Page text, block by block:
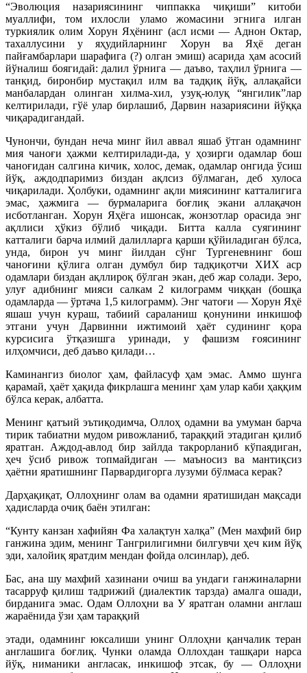
“Эволюция назариясининг чиппакка чиқиши” китоби
муаллифи, том ихлосли уламо жомасини эгнига илган
туркиялик олим Хорун Яҳёнинг (асл исми — Аднон Октар,
тахаллусини у яҳудийларнинг Хорун ва Яҳё деган
пайғамбарлари шарафига (?) олган эмиш) асарида ҳам асосий
йўналиш боягидай: далил ўрнига — даъво, таҳлил ўрнига —
танқид, биронбир мустақил илм ва тадқиқ йўқ, аллақайси
манбалардан олинган хилма-хил, узуқ-юлуқ “янгилик”лар
келтирилади, гўё улар бирлашиб, Дарвин назариясини йўққа
чиқарадигандай.
Чунончи, бундан неча минг йил аввал яшаб ўтган одамнинг
мия чаноғи ҳажми келтирилади-да, у ҳозирги одамлар бош
чаноғидан салгина кичик, холос, демак, одамлар онгида ўсиш
йўқ, аждодпаримиз биздан ақлсиз бўлмаган, деб хулоса
чиқарилади. Ҳолбуки, одамнинг ақли миясининг катталигига
эмас, ҳажмига — бурмаларига боғлиқ экани аллақачон
исботланган. Хорун Яҳёга ишонсак, жонзотлар орасида энг
ақллиси ҳўкиз бўлиб чиқади. Битта калла суягининг
катталиги барча илмий далилларга қарши қўйиладиган бўлса,
унда, бирон уч минг йилдан сўнг Тургеневнинг бош
чаноғини қўлига олган думбул бир тадқиқотчи ХИХ аср
одамлари биздан ақллироқ бўлган экан, деб жар солади. Зеро,
улуғ адибнинг мияси салкам 2 килограмм чиққан (бошқа
одамларда — ўртача 1,5 килограмм). Энг чатоғи — Хорун Яҳё
яшаш учун кураш, табиий сараланиш қонунини инкишоф
этгани учун Дарвинни ижтимоий ҳаёт судининг қора
курсисига ўтқазишга уринади, у фашизм ғоясининг
илҳомчиси, деб даъво қилади…
Каминангиз биолог ҳам, файласуф ҳам эмас. Аммо шунга
қарамай, ҳаёт ҳақида фикрлашга менинг ҳам улар каби ҳаққим
бўлса керак, албатта.
Менинг қатъий эътиқодимча, Оллоҳ одамни ва умуман барча
тирик табиатни мудом ривожланиб, тараққий этадиган қилиб
яратган. Аждод-авлод бир зайлда такрорланиб кўпаядиган,
ҳеч ўсиб ривож топмайдиган — маъносиз ва мантиқсиз
ҳаётни яратишнинг Парвардигорга лузуми бўлмаса керак?
Дарҳақиқат, Оллоҳнинг олам ва одамни яратишидан мақсади
ҳадисларда очиқ баён этилган:
“Кунту канзан хафийян Фа халақтун халқа” (Мен махфий бир
ганжина эдим, менинг Тангрилигимни билгувчи ҳеч ким йўқ
эди, халойиқ яратдим мендан фойда олсинлар), деб.
Бас, ана шу махфий хазинани очиш ва ундаги ганжиналарни
тасарруф қилиш тадрижий (диалектик тарзда) амалга ошади,
бирданига эмас. Одам Оллоҳни ва У яратган оламни англаш
жараёнида ўзи ҳам тараққий
этади, одамнинг юксалиши унинг Оллоҳни қанчалик теран
англашига боғлиқ. Чунки оламда Оллохдан ташқари нарса
йўқ,ниманики англасак, инкишоф этсак, бу — Оллоҳни